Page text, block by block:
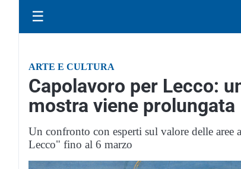
☰
ARTE E CULTURA
Capolavoro per Lecco:
mostra viene prolungata
Un confronto con esperti sul valore delle aree
Lecco" fino al 6 marzo